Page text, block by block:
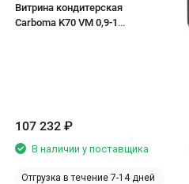
Витрина кондитерская
Carboma K70 VM 0,9-1
107 232 ₽
В наличии у поставщика
Отгрузка в течение 7-14 дней